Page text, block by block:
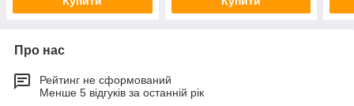
Про нас
Рейтинг не сформований
Менше 5 відгуків за останній рік